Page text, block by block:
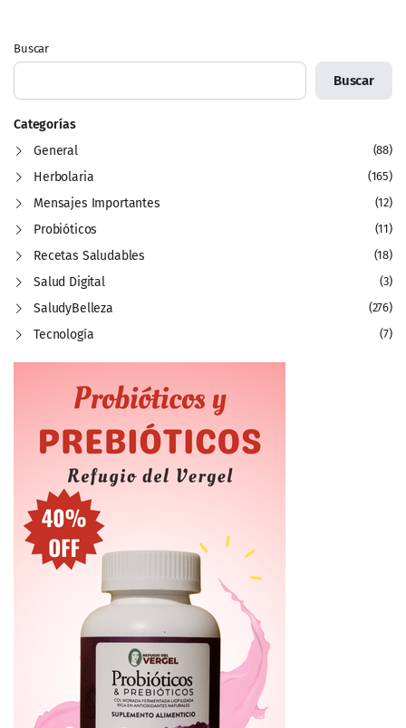
Buscar
Buscar
Categorías
General
(88)
Herbolaria (165)
Mensajes Importantes (12)
Probióticos (11)
Recetas Saludables (18)
Salud Digital (3)
SaludyBelleza (276)
Tecnología (7)